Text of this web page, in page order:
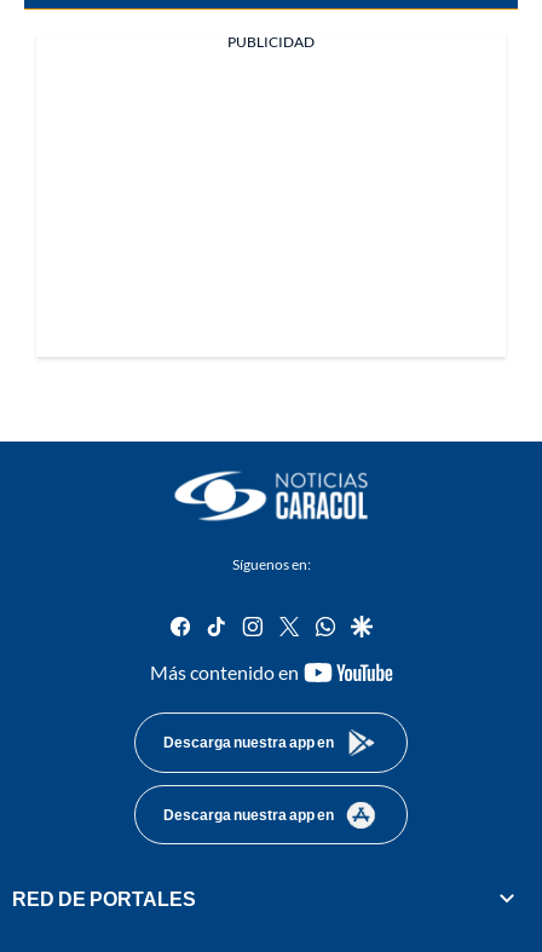
PUBLICIDAD
Síguenos en:
facebook
tiktok instagram
twitterwhatsapp
google
Más contenido en
youtube-
Descarga nuestra app en
Descarga nuestra app en
RED DE PORTALES